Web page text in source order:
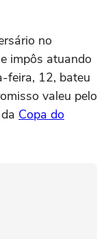
no
impôs atuando
feira, 12, bateu
valeu pelo
Copa do